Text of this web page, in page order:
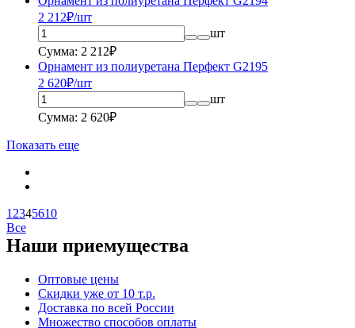
2 212₽/шт
шт
Сумма: 2 212₽
Орнамент из полиуретана Перфект G2195
2 620₽/шт
шт
Сумма: 2 620₽
Показать еще
1 2345610
Все
Наши приемущества
Оптовые цены
Скидки уже от 10 т.р.
Доставка по всей России
Множество способов оплаты